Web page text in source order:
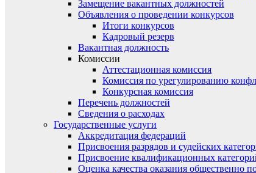
Замещение вакантных должностей
Объявления о проведении конкурсов
Итоги конкурсов
Кадровый резерв
Вакантная должность
Комиссии
Аттестационная комиссия
Комиссия по урегулированию
Конкурсная комиссия
Перечень должностей
Сведения о расходах
Государственные услуги
Аккредитация федераций
Присвоения разрядов и судейских
Присвоение квалификационных
Оценка качества оказания общественно